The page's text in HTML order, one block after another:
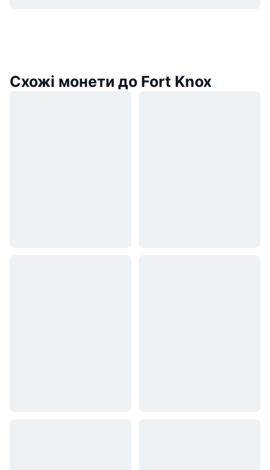
Схожі монети до Fort Knox